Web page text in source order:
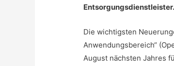
Entsorgungsdienstleister.
Die wichtigsten
Anwendungsbereich“
August nächsten Jahres